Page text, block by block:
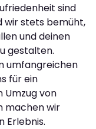
sind
wir stets bemüht,
und deinen
gestalten.
umfangreichen
für ein
Umzug von
machen wir
Erlebnis.